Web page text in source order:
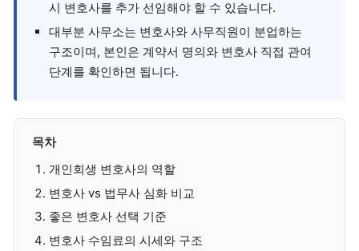
시 변호사를 추가 선임해야 할 수 있습니다.
대부분 사무소는 변호사와 사무직원이 분업하는
구조이며, 본인은 계약서 명의와 변호사 직접 관여
단계를 확인하면 됩니다.
목차
개인회생 변호사의 역할
변호사 vs 법무사 심화 비교
좋은 변호사 선택 기준
변호사 수임료의 시세와 구조